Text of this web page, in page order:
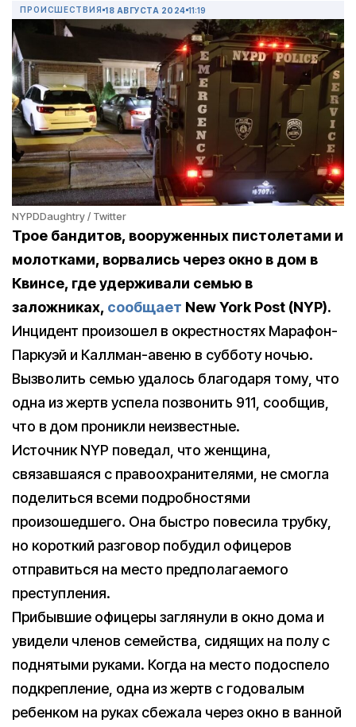
ПРОИСШЕСТВИЯ 18 АВГУСТА 2024 11:19
NYPDDaughtry / Twitter
Трое бандитов, вооруженных пистолетами и
молотками, ворвались через окно в дом в
Квинсе, где удерживали семью в
заложниках, сообщает New York Post (NYP).
Инцидент произошел в окрестностях Марафон-
Паркуэй и Каллман-авеню в субботу ночью.
Вызволить семью удалось благодаря тому, что
одна из жертв успела позвонить 911, сообщив,
что в дом проникли неизвестные.
Источник NYP поведал, что женщина,
связавшаяся с правоохранителями, не смогла
поделиться всеми подробностями
произошедшего. Она быстро повесила трубку,
но короткий разговор побудил офицеров
отправиться на место предполагаемого
преступления.
Прибывшие офицеры заглянули в окно дома и
увидели членов семейства, сидящих на полу с
поднятыми руками. Когда на место подоспело
подкрепление, одна из жертв с годовалым
ребенком на руках сбежала через окно в ванной